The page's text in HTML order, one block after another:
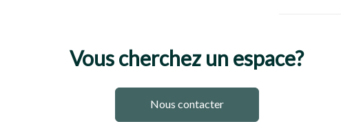
Vous cherchez un espace?
Nous contacter